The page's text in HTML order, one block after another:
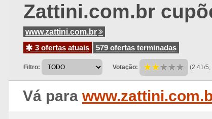
Zattini.com.br
www.zattini.com.br
3 ofertas atuais
579 ofertas terminadas
Filtro: Votação: (2.41/5,
Vá para